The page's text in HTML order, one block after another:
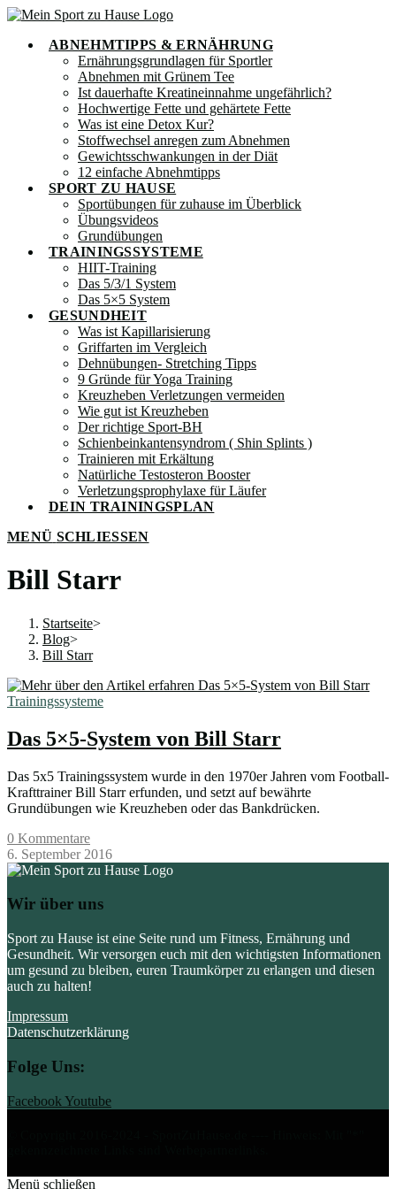
Zum
springenABNEHMTIPPS & ERNÄHRUNG
Ernährungsgrundlagen für Sportler
Abnehmen mit Grünem Tee
Ist dauerhafte Kreatineinnahme ungefährlich?
Hochwertige Fette und gehärtete Fette
Was ist eine Detox Kur?
Stoffwechsel anregen zum Abnehmen
Gewichtsschwankungen in der Diät
12 einfache Abnehmtipps
SPORT ZU HAUSE
Sportübungen für zuhause im Überblick
Übungsvideos
Grundübungen
TRAININGSSYSTEME
HIIT-Training
Das 5/3/1 System
Das 5×5 System
GESUNDHEIT
Was ist Kapillarisierung
Griffarten im Vergleich
Dehnübungen- Stretching Tipps
9 Gründe für Yoga Training
Kreuzheben Verletzungen vermeiden
Wie gut ist Kreuzheben
Der richtige Sport-BH
Schienbeinkantensyndrom ( Shin Splints )
Trainieren mit Erkältung
Natürliche Testosteron Booster
Verletzungsprophylaxe für Läufer
DEIN TRAININGSPLAN
MENÜ SCHLIESSEN
Bill Starr
Startseite>
Blog>
Bill Starr
Trainingssysteme
Das 5×5-System von Bill Starr
Das 5x5 Trainingssystem wurde in den 1970er Jahren vom Football-
Krafttrainer Bill Starr erfunden, und setzt auf bewährte
Grundübungen wie Kreuzheben oder das Bankdrücken.
0 Kommentare
6. September 2016
Wir über uns
Sport zu Hause ist eine Seite rund um Fitness, Ernährung und
Gesundheit. Wir versorgen euch mit den wichtigsten Informationen
um gesund zu bleiben, euren Traumkörper zu erlangen und diesen
auch zu halten!
Impressum
Datenschutzerklärung
Folge Uns:
Facebook Youtube
Menü schließen